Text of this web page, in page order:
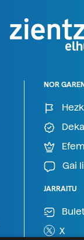
NOR
Gai
JARRAITU
X